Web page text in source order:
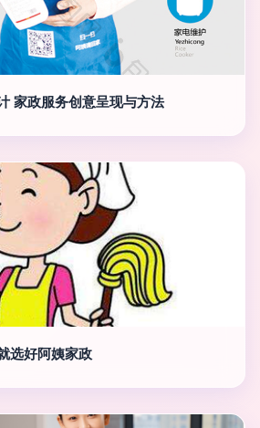
家政服务创意呈现与方法
选好阿姨家政